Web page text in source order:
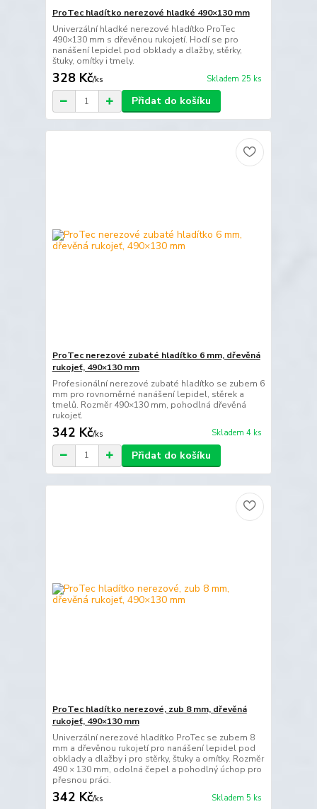
ProTec hladítko nerezové hladké 490×130 mm
Univerzální hladké nerezové hladítko ProTec
490×130 mm s dřevěnou rukojetí. Hodí se pro
nanášení lepidel pod obklady a dlažby, stěrky,
štuky, omítky i tmely.
328 Kč/ks Skladem 25 ks
Přidat do košíku
ProTec nerezové zubaté hladítko 6 mm, dřevěná
rukojeť, 490×130 mm
Profesionální nerezové zubaté hladítko se zubem 6
mm pro rovnoměrné nanášení lepidel, stěrek a
tmelů. Rozměr 490×130 mm, pohodlná dřevěná
rukojeť.
342 Kč/ks Skladem 4 ks
Přidat do košíku
ProTec hladítko nerezové, zub 8 mm, dřevěná
rukojeť, 490×130 mm
Univerzální nerezové hladítko ProTec se zubem 8
mm a dřevěnou rukojetí pro nanášení lepidel pod
obklady a dlažby i pro stěrky, štuky a omítky. Rozměr
490 × 130 mm, odolná čepel a pohodlný úchop pro
přesnou práci.
342 Kč/ks Skladem 5 ks